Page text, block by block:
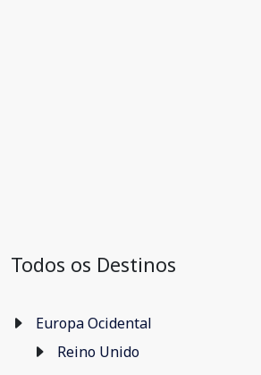
Todos os Destinos
Europa Ocidental
Reino Unido